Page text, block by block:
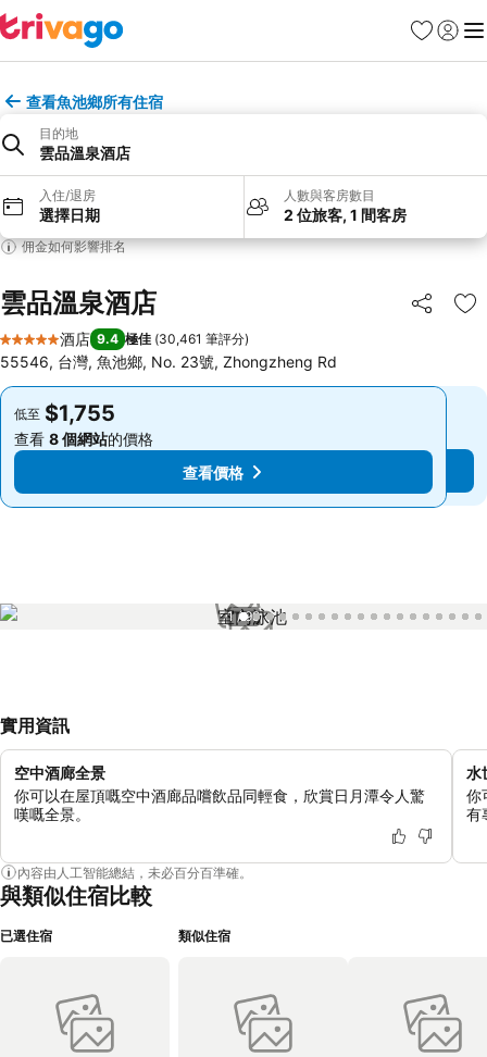
收藏夾
登入 選
查看魚池鄉所有住宿
目的地
雲品溫泉酒店
入住/退房
選擇日期
人數與客房數目
2 位旅客, 1 間客房
佣金如何影響排名
雲品溫泉酒店 分享
放
5 星級
酒店 9.4 極佳 (30,461 筆評分)
55546, 台灣, 魚池鄉, No. 23號, Zhongzheng Rd
低至 $1,755
查看 8 個網站的價格
查看價格
低至 $1,755
查看 8 個網站的價格
查看價格
1 / 99
實用資訊
空中酒廊全景
你可以在屋頂嘅空中酒廊品嚐飲品同輕食，欣賞日月潭令人驚
嘆嘅全景。
水
你
有
內容由人工智能總結，未必百分百準確。
與類似住宿比較
已選住宿 類似住宿